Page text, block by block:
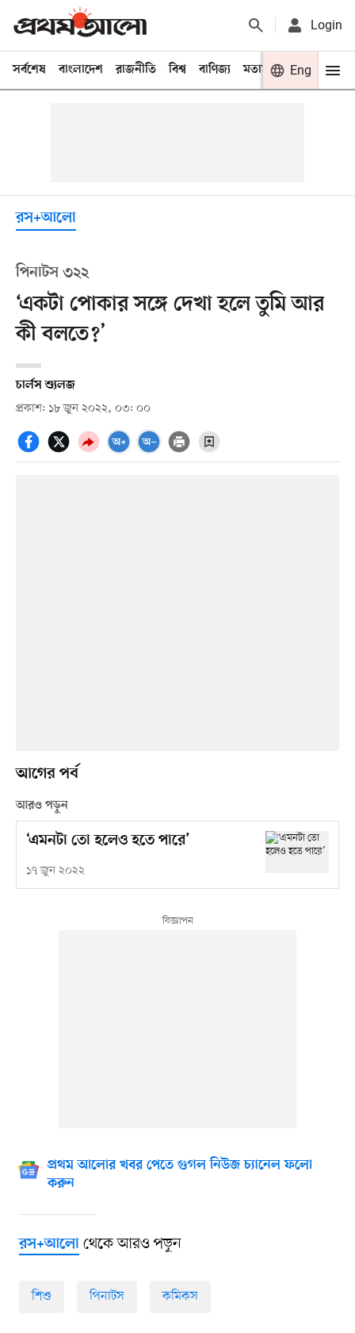
Login
সর্বশেষ বাংলাদেশ রাজনীতি বিশ্ব বাণিজ্য মতামত খেলা
Eng
রস+আলো
পিনাটস ৩২২
‘একটা পোকার সঙ্গে দেখা হলে তুমি আর
কী বলতে?’
চার্লস শ্যুলজ
প্রকাশ: ১৮ জুন ২০২২, ০৩: ০০
আগের পর্ব
আরও পড়ুন
‘এমনটা তো হলেও হতে পারে’
১৭ জুন ২০২২
প্রথম আলোর খবর পেতে গুগল নিউজ চ্যানেল ফলো
করুন
রস+আলোথেকে আরও পড়ুন
শিশু পিনাটস কমিকস